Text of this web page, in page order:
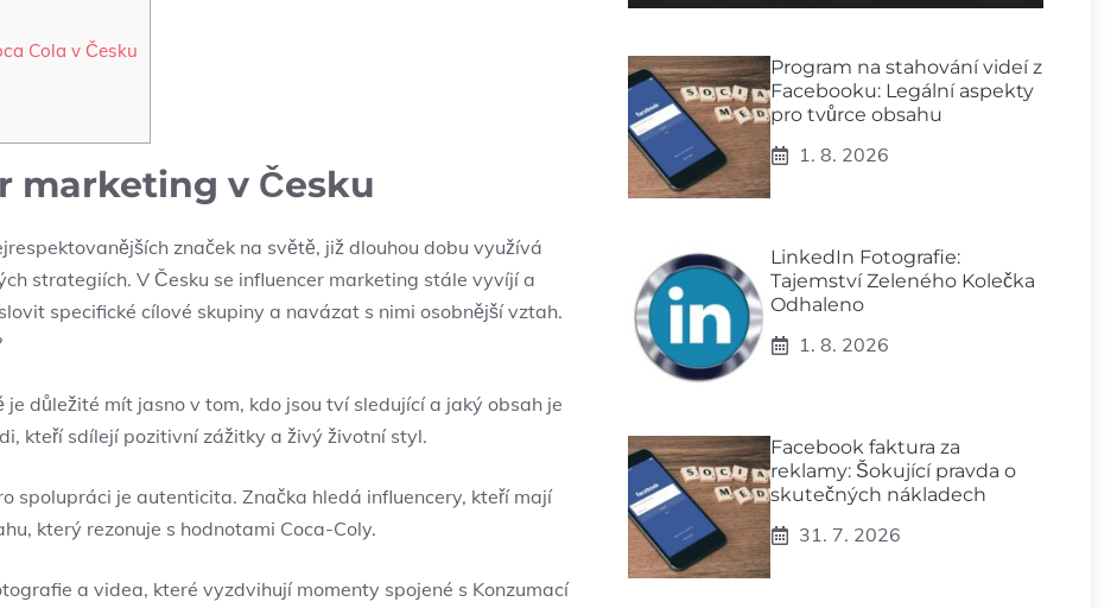
Cola v Česku
marketing v Česku
značek na světě, již dlouhou dobu využívá
strategiích. V Česku se influencer marketing stále vyvíjí a
specifické cílové skupiny a navázat s nimi osobnější vztah.
je důležité mít jasno v tom, kdo jsou tví sledující a jaký obsah je
kteří sdílejí pozitivní zážitky a živý životní styl.
spolupráci je autenticita. Značka hledá influencery, kteří mají
který rezonuje s hodnotami Coca-Coly.
a videa, které vyzdvihují momenty spojené s Konzumací
Program na stahování videí z
Facebooku: Legální aspekty
pro tvůrce obsahu
1. 8. 2026
LinkedIn Fotografie:
Tajemství Zeleného Kolečka
Odhaleno
1. 8. 2026
Facebook faktura za
reklamy: Šokující pravda o
skutečných nákladech
31. 7. 2026